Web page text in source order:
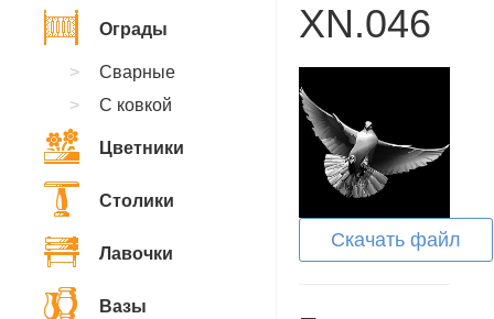
XN.046
Скачать файл
Ограды
Сварные
С ковкой
Цветники
Столики
Лавочки
Вазы